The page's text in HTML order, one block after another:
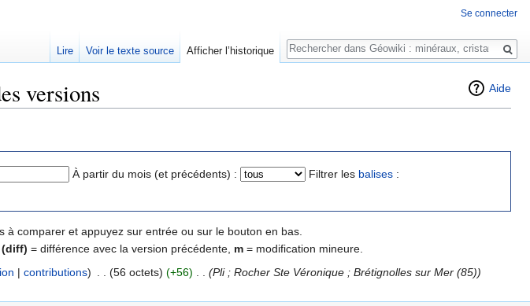
Aide
versions
À partir du mois (et précédents) : Filtrer les balises :
comparer et appuyez sur entrée ou sur le bouton en bas.
(diff) = différence avec la version précédente, m = modification mineure.
| contributions) (56 octets) (+56) (Pli ; Rocher Ste Véronique ; Brétignolles sur Mer (85))
Se connecter
Lire Voir le texte source Afficher l’historique
Rechercher